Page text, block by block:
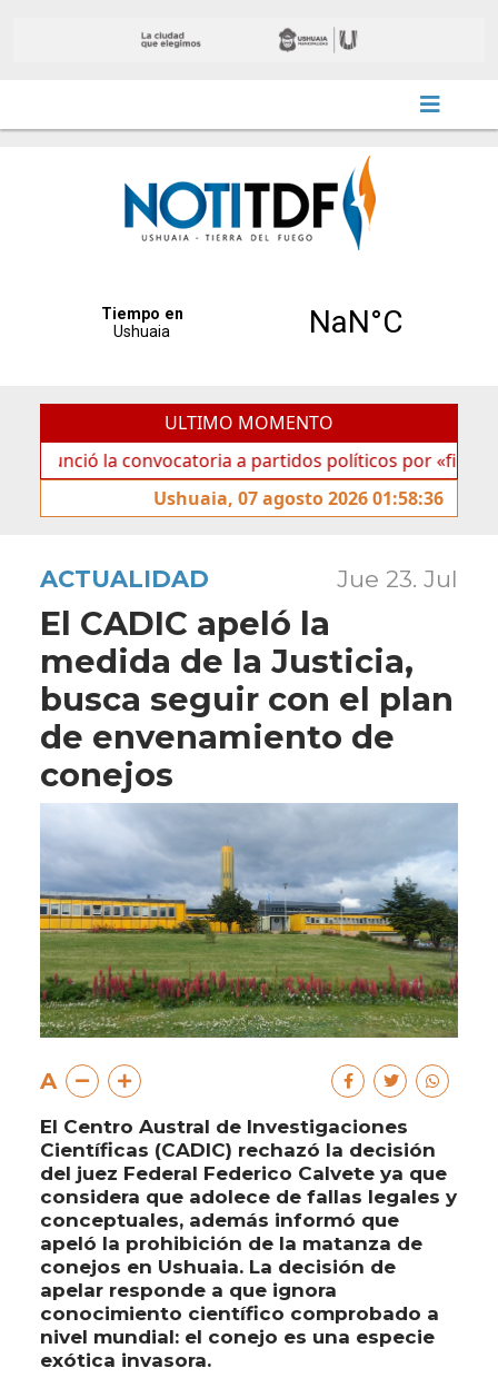
ULTIMO MOMENTO
la convocatoria a partidos políticos por «ficha limpia»
Ushuaia, 07 agosto 2026 01:58:36
ACTUALIDAD Jue 23. Jul
El CADIC apeló la
medida de la Justicia,
busca seguir con el plan
de envenamiento de
conejos
A
El Centro Austral de Investigaciones
Científicas (CADIC) rechazó la decisión
del juez Federal Federico Calvete ya que
considera que adolece de fallas legales y
conceptuales, además informó que
apeló la prohibición de la matanza de
conejos en Ushuaia. La decisión de
apelar responde a que ignora
conocimiento científico comprobado a
nivel mundial: el conejo es una especie
exótica invasora.